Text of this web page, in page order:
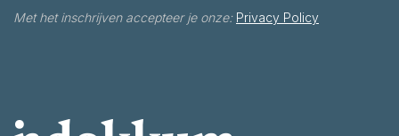
Met het inschrijven accepteer je onze: Privacy Policy